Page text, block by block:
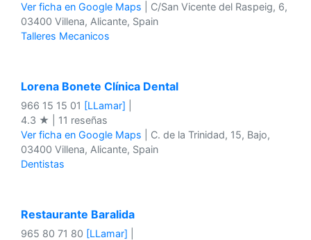
Ver ficha en Google Maps | C/San Vicente del Raspeig, 6,
03400 Villena, Alicante, Spain
Talleres Mecanicos
Lorena Bonete Clínica Dental
966 15 15 01 [LLamar]
4.3 ★ | 11 reseñas
Ver ficha en Google Maps | C. de la Trinidad, 15, Bajo,
03400 Villena, Alicante, Spain
Dentistas
Restaurante Baralida
965 80 71 80 [LLamar]